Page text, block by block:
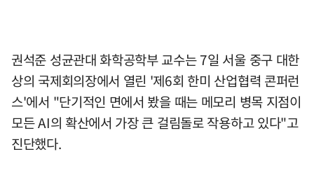
권석준 성균관대 화학공학부 교수는 7일 서울 중구 대한
상의 국제회의장에서 열린 '제6회 한미 산업협력 콘퍼런
스'에서 "단기적인 면에서 봤을 때는 메모리 병목 지점이
모든 AI의 확산에서 가장 큰 걸림돌로 작용하고 있다"고
진단했다.